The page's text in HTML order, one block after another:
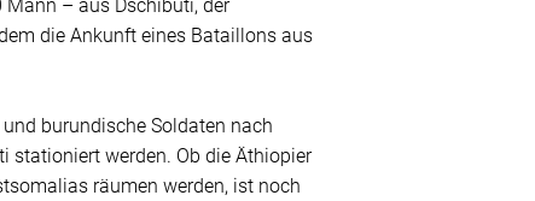
die Ankunft eines Bataillons aus
burundische Soldaten nach
stationiert werden. Ob die Äthiopier
räumen werden, ist noch